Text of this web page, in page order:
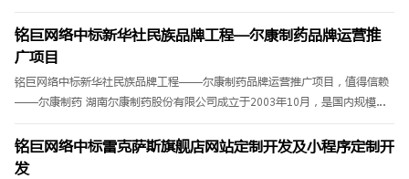
铭巨网络中标新华社民族品牌工程—尔康制药品牌运营推
广项目
铭巨网络中标新华社民族品牌工程——尔康制药品牌运营推广项目，值得信赖
——尔康制药 湖南尔康制药股份有限公司成立于2003年10月，是国内规模最
-磺苄西林钠原料药和成品药注册批件......
铭巨网络中标雷克萨斯旗舰店网站定制开发及小程序定制开
发